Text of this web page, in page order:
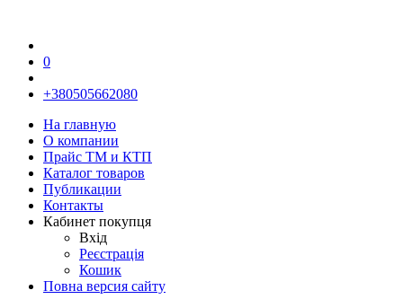
0
+380505662080
На главную
О компании
Прайс TM и КТП
Каталог товаров
Публикации
Контакты
Кабинет покупця
Вхід
Реєстрація
Кошик
Повна версия сайту